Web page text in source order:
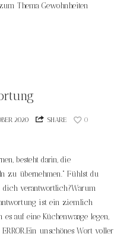
Thema Gewohnheiten
2020 SHARE 0
besteht darin, die
zu übernehmen.“ Fühlst du
verantwortlich?Warum
ist ein ziemlich
auf eine Küchenwaage legen,
unschönes Wort voller